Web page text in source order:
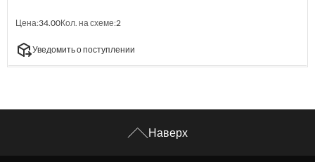
Цена:34.00Кол. на схеме:2
Уведомить о поступлении
Наверх